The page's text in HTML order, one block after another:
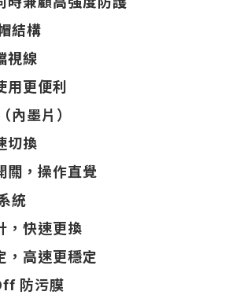
結構
視線
用更便利
內墨片）
切換
關，操作直覺
統
，快速更換
，高速更穩定
防污膜